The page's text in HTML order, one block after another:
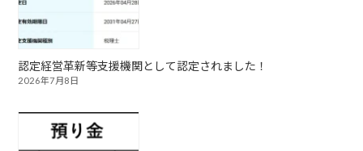
認定経営革新等支援機関として認定されました！
2026年7月8日